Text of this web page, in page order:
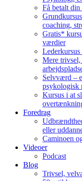
Få betalt din
coaching,
Gratis*
værdier
Mere trivsel,
Selvværd –
psykologisk
Kursus i at
Foredrag
eller
Caminoen
Videoer
Podcast
Blog
Trivsel,